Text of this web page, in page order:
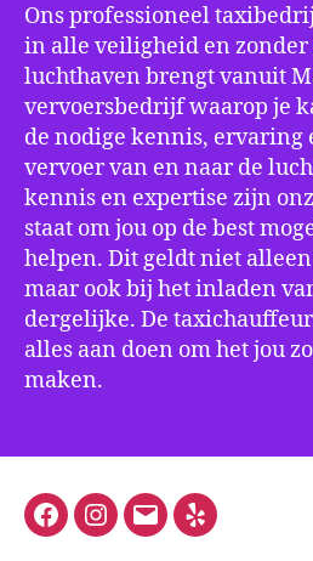
Ons professioneel
in alle veiligheid en zonder
luchthaven brengt vanuit
vervoersbedrijf waarop je
de nodige kennis, ervaring
vervoer van en naar de
kennis en expertise zijn
staat om jou op de best
helpen. Dit geldt niet
maar ook bij het inladen
dergelijke. De
alles aan doen om het jou
maken.
FacebookInstagram
E-
Yelp